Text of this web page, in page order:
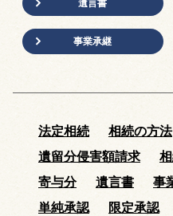
遺言書
事業承継
法定相続 相続の方法
遺留分侵害額請求
寄与分
遺言書 事
単純承認
限定承認